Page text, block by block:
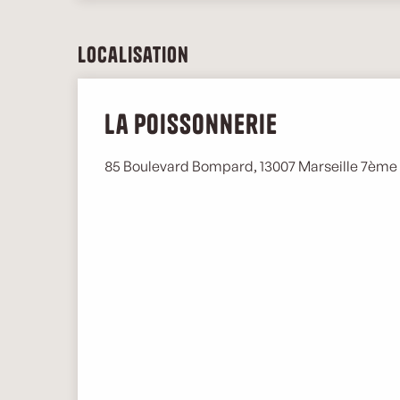
Localisation
La Poissonnerie
85 Boulevard Bompard, 13007 Marseille 7ème